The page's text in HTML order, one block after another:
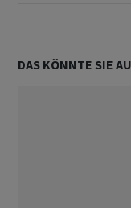
DAS KÖNNTE SIE